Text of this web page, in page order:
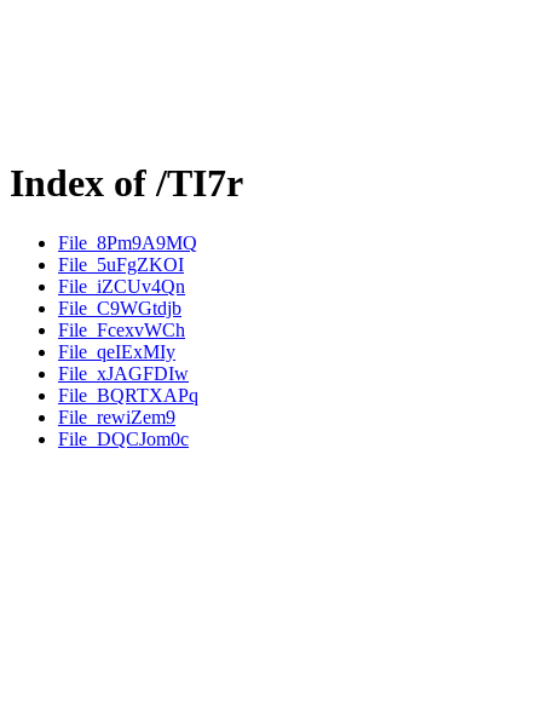
Index of /TI7r
File_8Pm9A9MQ
File_5uFgZKOI
File_iZCUv4Qn
File_C9WGtdjb
File_FcexvWCh
File_qeIExMIy
File_xJAGFDIw
File_BQRTXAPq
File_rewiZem9
File_DQCJom0c